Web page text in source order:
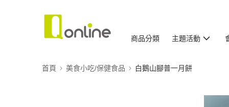
商品分類 主題活動
首頁 美食小吃/保健食品 白鵝山腳普一月餅